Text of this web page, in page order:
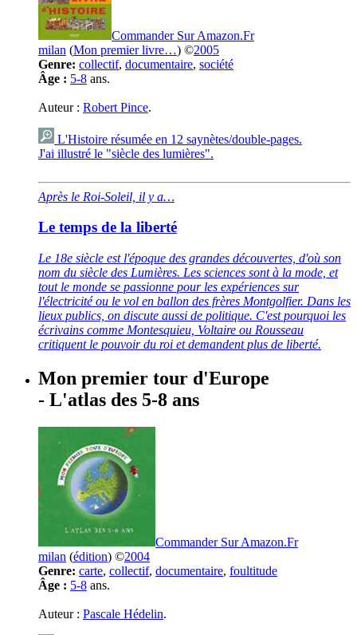
Commander Sur Amazon.Fr
milan (Mon premier livre…) ©2005
Genre: collectif, documentaire, société
Âge : 5-8 ans.
Auteur : Robert Pince.
L'Histoire résumée en 12 saynètes/double-pages.
J'ai illustré le "siècle des lumières".
Après le Roi-Soleil, il y a…
Le temps de la liberté
Le 18e siècle est l'époque des grandes découvertes, d'où son
nom du siècle des Lumières. Les sciences sont à la mode, et
tout le monde se passionne pour les expériences sur
l'électricité ou le vol en ballon des frères Montgolfier. Dans les
lieux publics, on discute aussi de politique. C'est pourquoi les
écrivains comme Montesquieu, Voltaire ou Rousseau
critiquent le pouvoir du roi et demandent plus de liberté.
Mon premier tour d'Europe
- L'atlas des 5-8 ans
Commander Sur Amazon.Fr
milan (édition) ©2004
Genre: carte, collectif, documentaire, foultitude
Âge : 5-8 ans.
Auteur : Pascale Hédelin.